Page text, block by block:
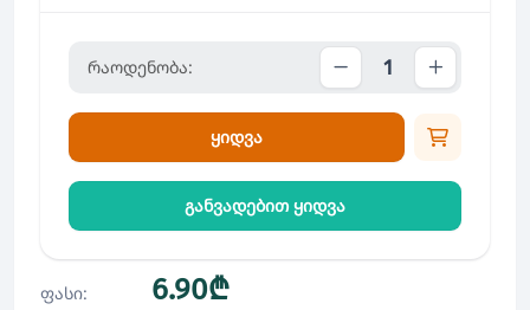
რაოდენობა:
ყიდვა
განვადებით ყიდვა
ფასი: 6.90₾